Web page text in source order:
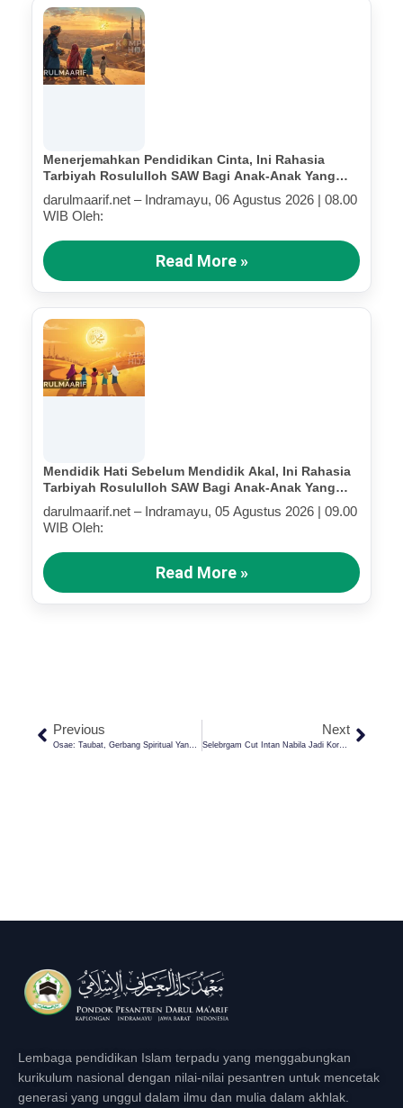
Menerjemahkan Pendidikan Cinta, Ini Rahasia
Tarbiyah Rosululloh SAW Bagi Anak-Anak Yang
Terluka (Bagian IV)
darulmaarif.net – Indramayu, 06 Agustus 2026 | 08.00
WIB Oleh:
Read More »
Mendidik Hati Sebelum Mendidik Akal, Ini Rahasia
Tarbiyah Rosululloh SAW Bagi Anak-Anak Yang
Terluka (Bagian III)
darulmaarif.net – Indramayu, 05 Agustus 2026 | 09.00
WIB Oleh:
Read More »
Previous Next
Selebrgam Cut Intan Nabila Jadi Korban KDRT, Ini Hukumnya Dalam Islam
Lembaga pendidikan Islam terpadu yang menggabungkan
kurikulum nasional dengan nilai-nilai pesantren untuk mencetak
generasi yang unggul dalam ilmu dan mulia dalam akhlak.